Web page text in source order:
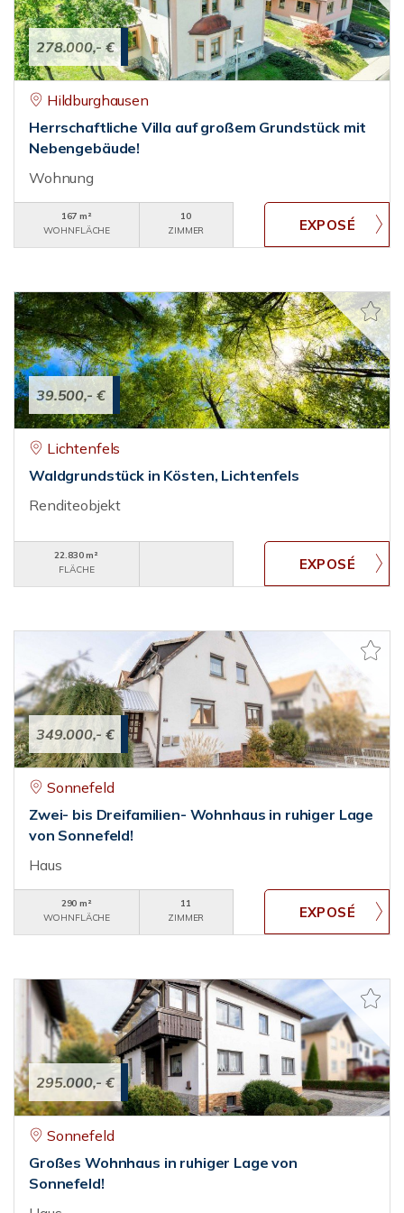
278.000,- €
Hildburghausen
Herrschaftliche Villa auf großem Grundstück mit
Nebengebäude!
Wohnung
167 m²
WOHNFLÄCHE
10
ZIMMER
39.500,- €
Lichtenfels
Waldgrundstück in Kösten, Lichtenfels
Renditeobjekt
22.830 m²
FLÄCHE
349.000,- €
Sonnefeld
Zwei- bis Dreifamilien- Wohnhaus in ruhiger Lage
von Sonnefeld!
Haus
290 m²
WOHNFLÄCHE
11
ZIMMER
295.000,- €
Sonnefeld
Großes Wohnhaus in ruhiger Lage von
Sonnefeld!